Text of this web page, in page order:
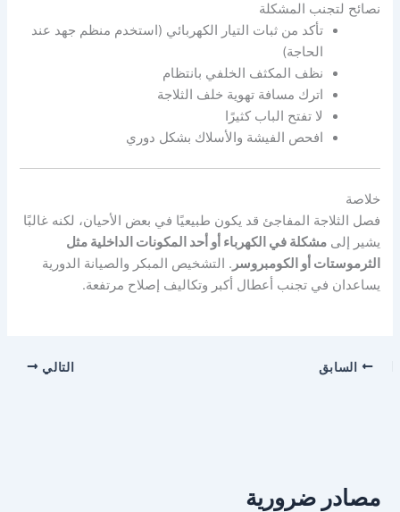
نصائح لتجنب المشكلة
تأكد من ثبات التيار الكهربائي (استخدم منظم جهد عند
الحاجة)
نظف المكثف الخلفي بانتظام
اترك مسافة تهوية خلف الثلاجة
لا تفتح الباب كثيرًا
افحص الفيشة والأسلاك بشكل دوري
خلاصة
فصل الثلاجة المفاجئ قد يكون طبيعيًا في بعض الأحيان، لكنه غالبًا
يشير إلىمشكلة في الكهرباء أو أحد المكونات الداخلية مثل
الثرموستات أو الكومبروسر . التشخيص المبكر والصيانة الدورية
يساعدان في تجنب أعطال أكبر وتكاليف إصلاح مرتفعة.
السابق التالي
مصادر ضرورية